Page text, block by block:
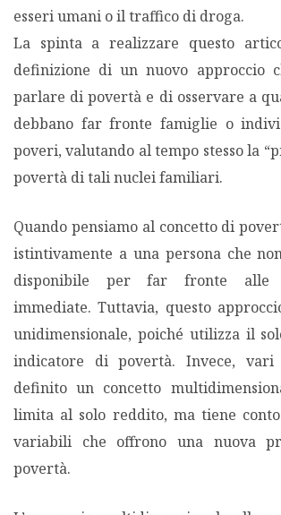
SALUTE
EDITORIALI
PUNTI DI VISTA
SGUARDI E VOCI
MONDO IN CIFRE
NAVIGANDO IN RETE
PODCAST EVENTI
AUTORI
esseri umani o il traffico di droga.
La spinta a realizzare questo
definizione di un nuovo approccio
parlare di povertà e di osservare a
debbano far fronte famiglie o
poveri, valutando al tempo stesso la
povertà di tali nuclei familiari.
Quando pensiamo al concetto di
istintivamente a una persona che
disponibile per far fronte alle
immediate. Tuttavia, questo
unidimensionale, poiché utilizza il
indicatore di povertà. Invece, vari
definito un concetto
limita al solo reddito, ma tiene
variabili che offrono una nuova
povertà.